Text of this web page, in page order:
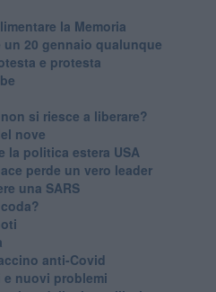
la Memoria
20 gennaio qualunque
e protesta
si riesce a liberare?
nove
la politica estera USA
perde un vero leader
una SARS
anti-Covid
nuovi problemi